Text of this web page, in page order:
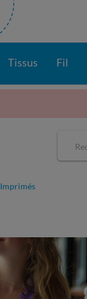
Tissus Fil
Imprimés